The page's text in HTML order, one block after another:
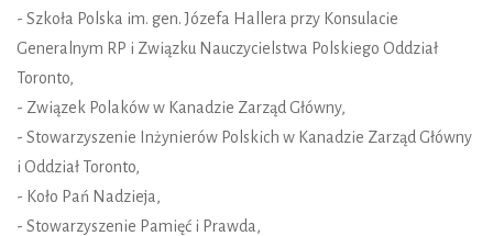
- Szkoła Polska im. gen. Józefa Hallera przy Konsulacie
Generalnym RP i Związku Nauczycielstwa Polskiego Oddział
Toronto,
- Związek Polaków w Kanadzie Zarząd Główny,
- Stowarzyszenie Inżynierów Polskich w Kanadzie Zarząd Główny
i Oddział Toronto,
- Koło Pań Nadzieja,
- Stowarzyszenie Pamięć i Prawda,